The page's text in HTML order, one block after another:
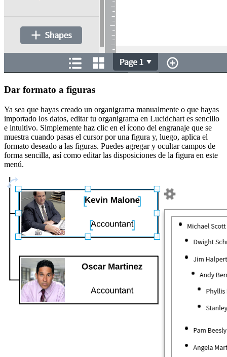
Dar formato a figuras
Ya sea que hayas creado un organigrama manualmente o que hayas
importado los datos, editar tu organigrama en Lucidchart es sencillo
e intuitivo. Simplemente haz clic en el ícono del engranaje que se
muestra cuando pasas el cursor por una figura y, luego, aplica el
formato deseado a las figuras. Puedes agregar y ocultar campos de
forma sencilla, así como editar las disposiciones de la figura en este
menú.